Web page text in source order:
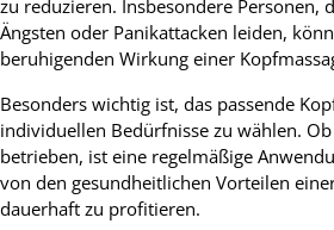
zu reduzieren. Insbesondere Personen,
Ängsten oder Panikattacken leiden,
beruhigenden Wirkung einer
Besonders wichtig ist, das passende
individuellen Bedürfnisse zu wählen.
betrieben, ist eine regelmäßige
von den gesundheitlichen Vorteilen
dauerhaft zu profitieren.